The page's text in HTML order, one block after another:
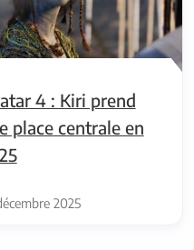
4 : Kiri prend
place centrale en
2025